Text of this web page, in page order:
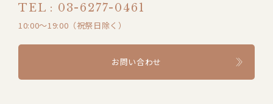
TEL : 03-6277-0461
10:00～19:00（祝祭日除く）
お問い合わせ